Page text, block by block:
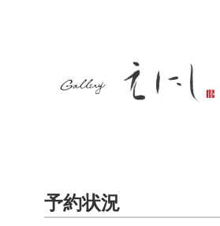
予約状況